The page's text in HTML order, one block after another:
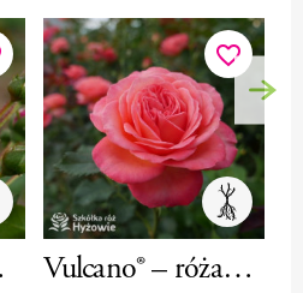
favorite_border
Vulcano® – róża